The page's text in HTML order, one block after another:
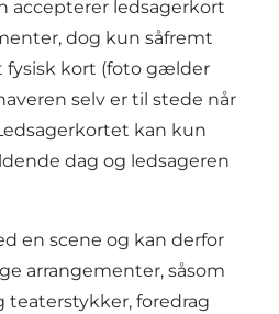
accepterer ledsagerkort
dog kun såfremt
fysisk kort (foto gælder
selv er til stede når
kan kun
dag og ledsageren
en scene og kan derfor
arrangementer, såsom
foredrag